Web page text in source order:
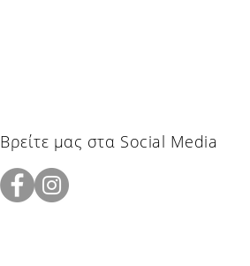
Βρείτε μας στα Social Media